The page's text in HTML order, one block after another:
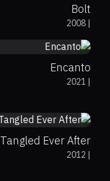
Bolt
|
2008
7.8
Encanto
|
2021
7.6
Tangled Ever After
|
2012
7.7